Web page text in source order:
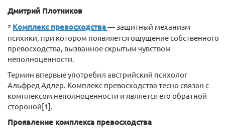
Дмитрий Плотников
* Комплекс превосходства— защитный механизм
психики, при котором появляется ощущение собственного
превосходства, вызванное скрытым чувством
неполноценности.
Термин впервые употребил австрийский психолог
Альфред Адлер. Комплекс превосходства тесно связан с
комплексом неполноценности и является его обратной
стороной[1].
Проявление комплекса превосходства